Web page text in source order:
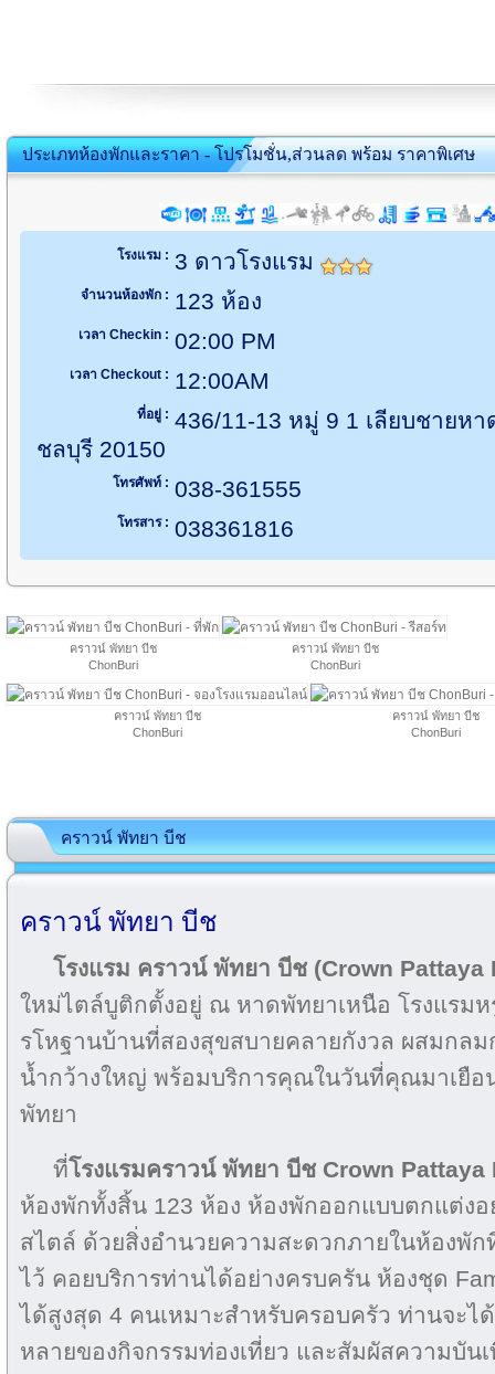
ประเภทห้องพักและราคา - โปรโมชั่น,ส่วนลด พร้อม ราคาพิเศษ
โรงแรม : 3 ดาวโรงแรม
จำนวนห้องพัก : 123 ห้อง
เวลา Checkin : 02:00 PM
เวลา Checkout : 12:00AM
ที่อยู่ : 436/11-13 หมู่ 9 1 เลียบชายห
ชลบุรี 20150
โทรศัพท์ : 038-361555
โทรสาร : 038361816
คราวน์ พัทยา บีช
ChonBuri
คราวน์ พัทยา บีช
ChonBuri
คราวน์ พัทยา บีช
ChonBuri
คราวน์ พัทยา บีช
ChonBuri
คราวน์ พัทยา บีช
คราวน์ พัทยา บีช
โรงแรม คราวน์ พัทยา บีช (Crown
ใหม่ไตล์บูติกตั้งอยู่ ณ หาดพัทยาเหนือ โรงแรม
รโหฐานบ้านที่สองสุขสบายคลายกังวล ผสมกลม
น้ำกว้างใหญ่ พร้อมบริการคุณในวันที่คุณมาเยือ
พัทยา
ที่โรงแรมคราวน์ พัทยา บีช Crown
ห้องพักทั้งสิ้น 123 ห้อง ห้องพักออกแบบตกแต่ง
สไตล์ ด้วยสิ่งอำนวยความสะดวกภายในห้องพั
ไว้ คอยบริการท่านได้อย่างครบครัน ห้องชุด
ได้สูงสุด 4 คนเหมาะสำหรับครอบครัว ท่านจะไ
หลายของกิจกรรมท่องเที่ยว และสัมผัสความบัน